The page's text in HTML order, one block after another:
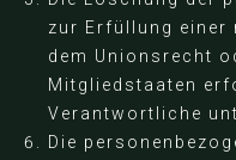
zur Erfüllung einer
dem Unionsrecht
Mitgliedstaaten
Verantwortliche
Die